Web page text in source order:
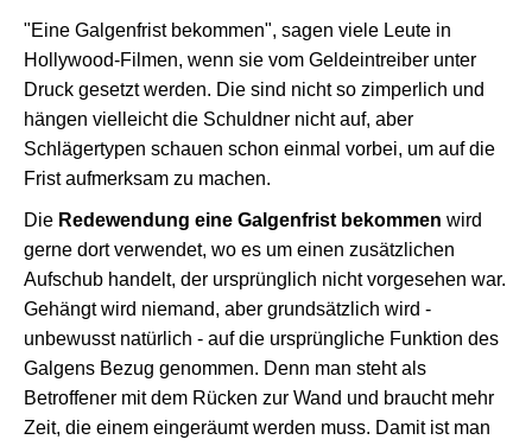
"Eine Galgenfrist bekommen", sagen viele Leute in
Hollywood-Filmen, wenn sie vom Geldeintreiber unter
Druck gesetzt werden. Die sind nicht so zimperlich und
hängen vielleicht die Schuldner nicht auf, aber
Schlägertypen schauen schon einmal vorbei, um auf die
Frist aufmerksam zu machen.
Die Redewendung eine Galgenfrist bekommen wird
gerne dort verwendet, wo es um einen zusätzlichen
Aufschub handelt, der ursprünglich nicht vorgesehen war.
Gehängt wird niemand, aber grundsätzlich wird -
unbewusst natürlich - auf die ursprüngliche Funktion des
Galgens Bezug genommen. Denn man steht als
Betroffener mit dem Rücken zur Wand und braucht mehr
Zeit, die einem eingeräumt werden muss. Damit ist man